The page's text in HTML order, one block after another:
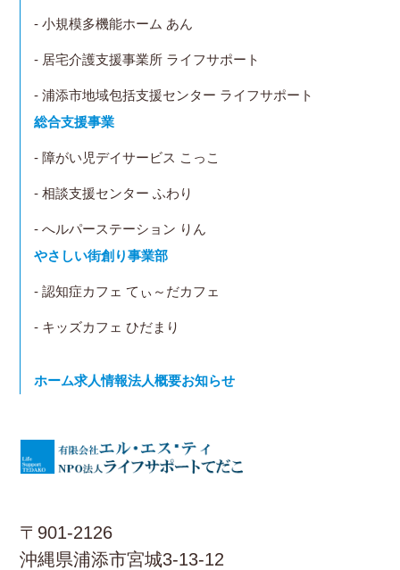
〒901-2126
沖縄県浦添市宮城3-13-12
- 小規模多機能ホーム あん
- 居宅介護支援事業所 ライフサポート
- 浦添市地域包括支援センター ライフサポート
総合支援事業
- 障がい児デイサービス こっこ
- 相談支援センター ふわり
- へルパーステーション りん
やさしい街創り事業部
- 認知症カフェ てぃ～だカフェ
- キッズカフェ ひだまり
ホーム求人情報法人概要お知らせ